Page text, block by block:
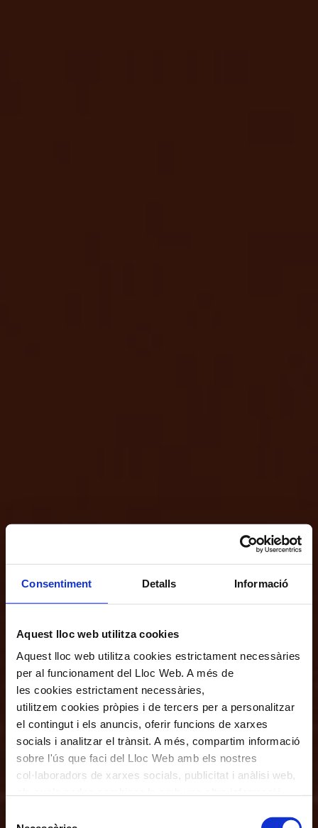
Consentiment Detalls Informació
Aquest lloc web utilitza cookies
Aquest lloc web utilitza cookies estrictament necessàries
per al funcionament del Lloc Web. A més de
les cookies estrictament necessàries,
utilitzem cookies pròpies i de tercers per a personalitzar
el contingut i els anuncis, oferir funcions de xarxes
socials i analitzar el trànsit. A més, compartim informació
sobre l'ús que faci del Lloc Web amb els nostres
col·laboradors de xarxes socials, publicitat i anàlisi web,